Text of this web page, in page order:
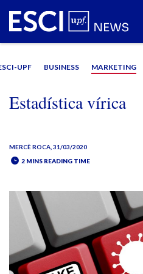
UPF BUSINESS MARKETING
Estadística vírica
MERCÈ ROCA , 31/03/2020
2 MINS READING TIME